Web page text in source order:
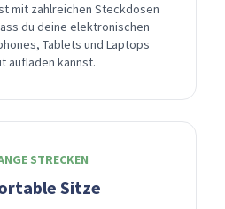
mit zahlreichen Steckdosen
du deine elektronischen
Tablets und Laptops
aufladen kannst.
STRECKEN
Sitze